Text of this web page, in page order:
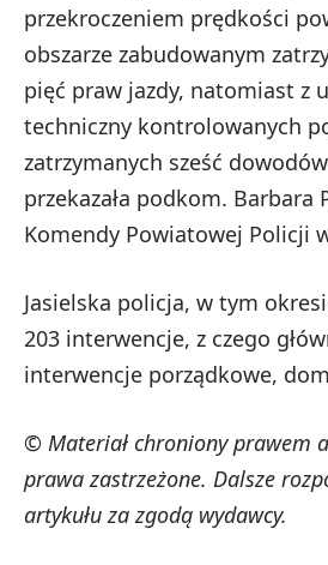
przekroczeniem prędkości
obszarze zabudowanym
pięć praw jazdy, natomiast z
techniczny kontrolowanych
zatrzymanych sześć
przekazała podkom. Barbara
Komendy Powiatowej Policji
Jasielska policja, w tym
203 interwencje, z czego
interwencje porządkowe,
© Materiał chroniony prawem
prawa zastrzeżone. Dalsze
artykułu za zgodą wydawcy.